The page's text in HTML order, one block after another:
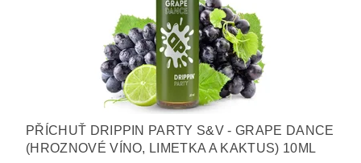
PŘÍCHUŤ DRIPPIN PARTY S&V - GRAPE DANCE
(HROZNOVÉ VÍNO, LIMETKA A KAKTUS) 10ML